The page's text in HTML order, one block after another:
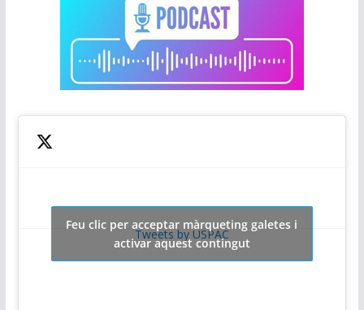
Tweets by USPAC
Feu clic per acceptar màrqueting galetes i
activar aquest contingut